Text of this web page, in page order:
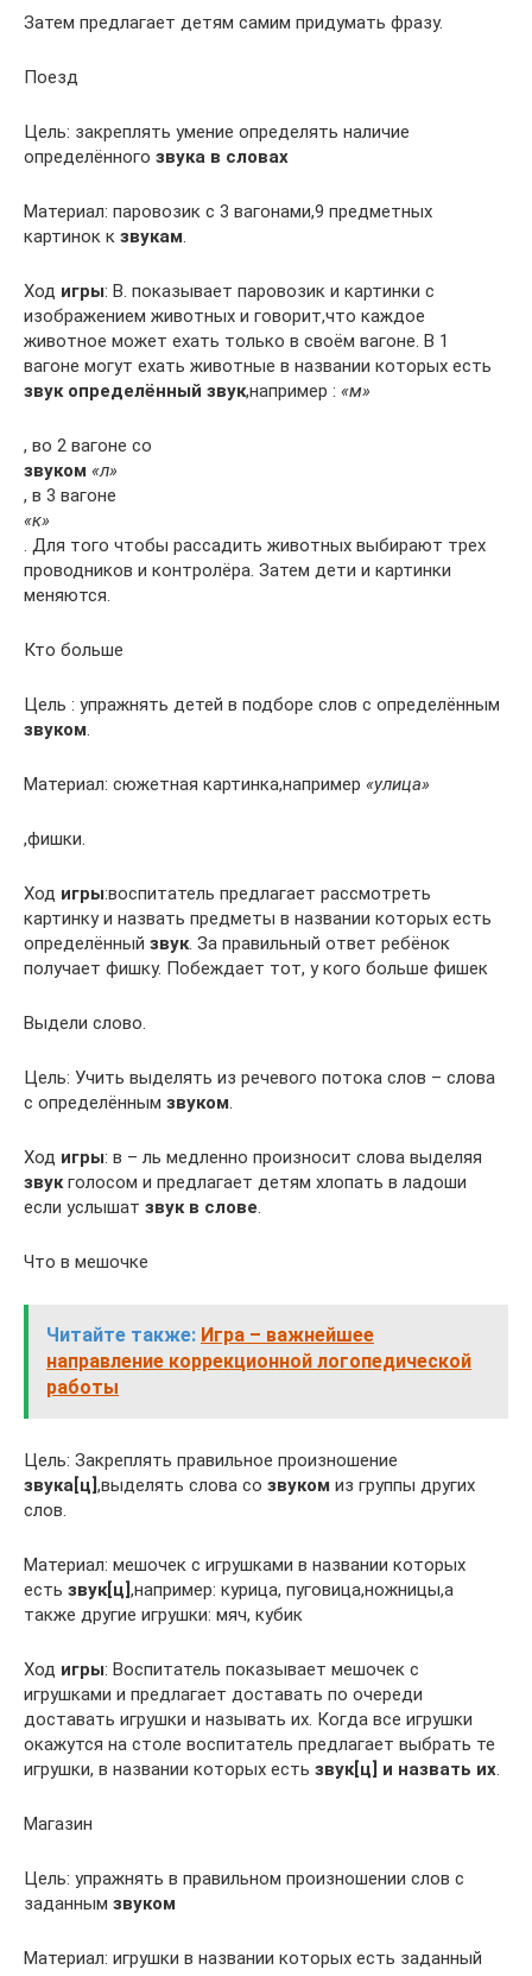
Затем предлагает детям самим придумать фразу.
Поезд
Цель: закреплять умение определять наличие
определённого звука в словах
Материал: паровозик с 3 вагонами,9 предметных
картинок к звукам.
Ход игры: В. показывает паровозик и картинки с
изображением животных и говорит,что каждое
животное может ехать только в своём вагоне. В 1
вагоне могут ехать животные в названии которых есть
звук определённый звук,например : «м»
, во 2 вагоне со
звуком «л»
, в 3 вагоне
«к»
. Для того чтобы рассадить животных выбирают трех
проводников и контролёра. Затем дети и картинки
меняются.
Кто больше
Цель : упражнять детей в подборе слов с определённым
звуком.
Материал: сюжетная картинка,например «улица»
,фишки.
Ход игры:воспитатель предлагает рассмотреть
картинку и назвать предметы в названии которых есть
определённый звук. За правильный ответ ребёнок
получает фишку. Побеждает тот, у кого больше фишек
Выдели слово.
Цель: Учить выделять из речевого потока слов – слова
с определённым звуком.
Ход игры: в – ль медленно произносит слова выделяя
звукголосом и предлагает детям хлопать в ладоши
если услышат звук в слове.
Что в мешочке
Читайте также: Игра – важнейшее
направление коррекционной логопедической
работы
Цель: Закреплять правильное произношение
звука[ц],выделять слова со звуком из группы других
слов.
Материал: мешочек с игрушками в названии которых
есть звук[ц],например: курица, пуговица,ножницы,а
также другие игрушки: мяч, кубик
Ход игры: Воспитатель показывает мешочек с
игрушками и предлагает доставать по очереди
доставать игрушки и называть их. Когда все игрушки
окажутся на столе воспитатель предлагает выбрать те
игрушки, в названии которых есть звук[ц] и назвать их.
Магазин
Цель: упражнять в правильном произношении слов с
заданным звуком
Материал: игрушки в названии которых есть заданный